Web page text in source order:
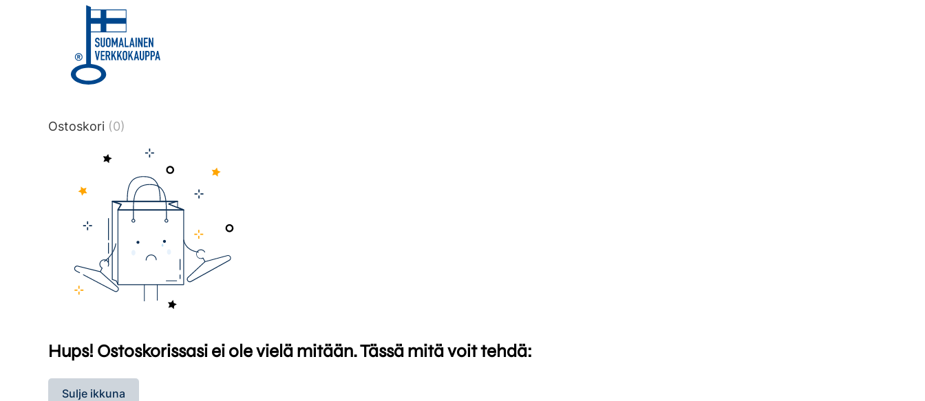
title or content.","post_type":
["product"],"ajax_loader_animation":"ripple","ajax_loader_selector":"#brxe-
tmlmvi","meta_query":
data-original-query-vars="[]" data-page="1" data-max-
Ostoskori (0)
Hups! Ostoskorissasi ei ole vielä mitään. Tässä mitä voit tehdä:
Sulje ikkuna